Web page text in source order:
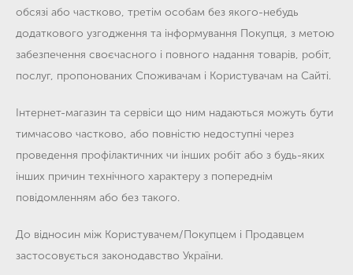
обсязі або частково, третім особам без якого-небудь
додаткового узгодження та інформування Покупця, з метою
забезпечення своєчасного і повного надання товарів, робіт,
послуг, пропонованих Споживачам і Користувачам на Сайті.
Інтернет-магазин та сервіси що ним надаються можуть бути
тимчасово частково, або повністю недоступні через
проведення профілактичних чи інших робіт або з будь-яких
інших причин технічного характеру з попереднім
повідомленням або без такого.
До відносин між Користувачем/Покупцем і Продавцем
застосовується законодавство України.